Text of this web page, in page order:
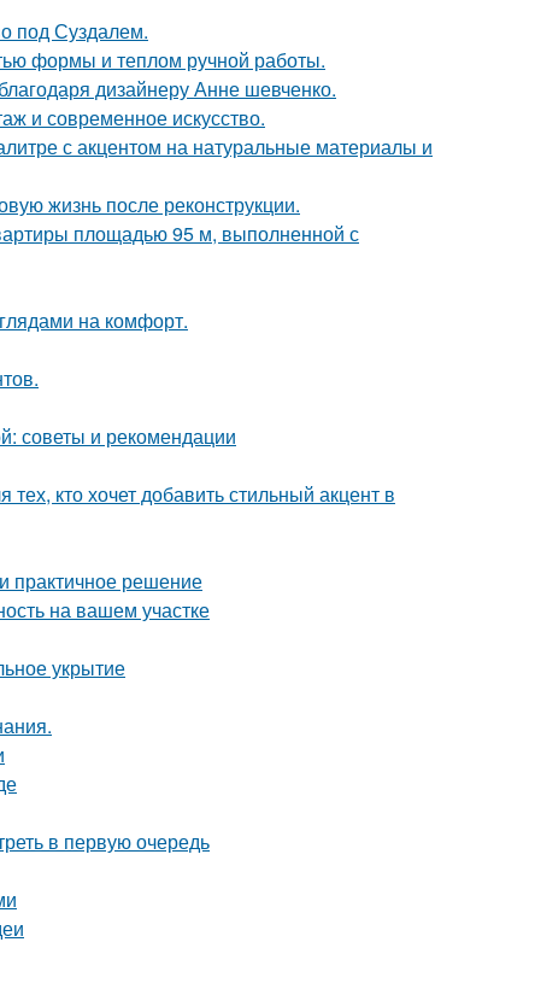
под Суздалем.
формы и теплом ручной работы.
дизайнеру Анне шевченко.
и современное искусство.
с акцентом на натуральные материалы и
жизнь после реконструкции.
площадью 95 м, выполненной с
на комфорт.
советы и рекомендации
кто хочет добавить стильный акцент в
практичное решение
на вашем участке
укрытие
в первую очередь